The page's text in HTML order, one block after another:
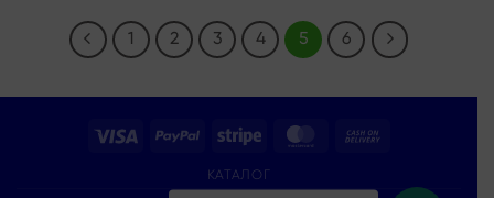
1 2 3 4 5 6
Visa PayPal Stripe MasterCard
Delivery
КАТАЛОГ